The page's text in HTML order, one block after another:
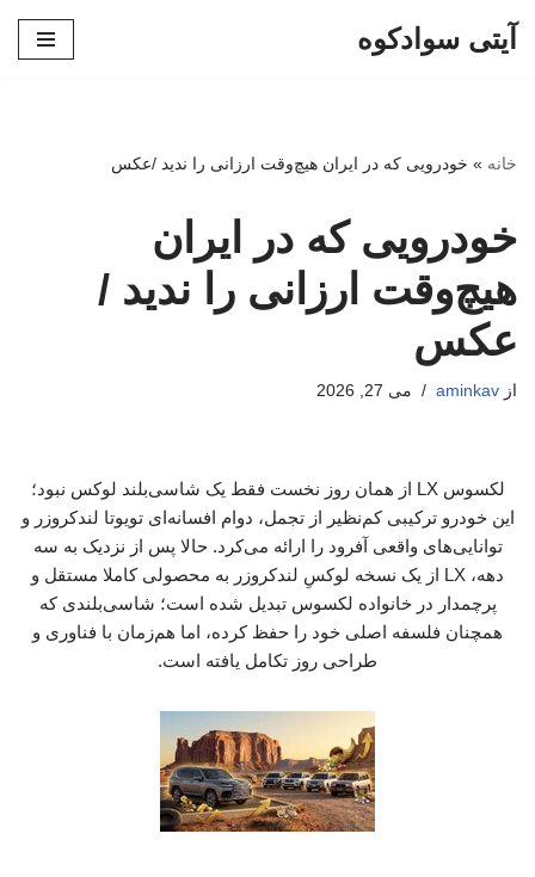
آیتی سوادکوه
خانه » خودرویی که در ایران هیچ‌وقت ارزانی را ندید /عکس
خودرویی که در ایران
هیچ‌وقت ارزانی را ندید /
عکس
از aminkav می 27, 2026
لکسوس LX از همان روز نخست فقط یک شاسی‌بلند لوکس نبود؛
این خودرو ترکیبی کم‌نظیر از تجمل، دوام افسانه‌ای تویوتا لندکروزر و
توانایی‌های واقعی آفرود را ارائه می‌کرد. حالا پس از نزدیک به سه
دهه، LX از یک نسخه لوکسِ لندکروزر به محصولی کاملا مستقل و
پرچمدار در خانواده لکسوس تبدیل شده است؛ شاسی‌بلندی که
همچنان فلسفه اصلی خود را حفظ کرده، اما هم‌زمان با فناوری و
طراحی روز تکامل یافته است.